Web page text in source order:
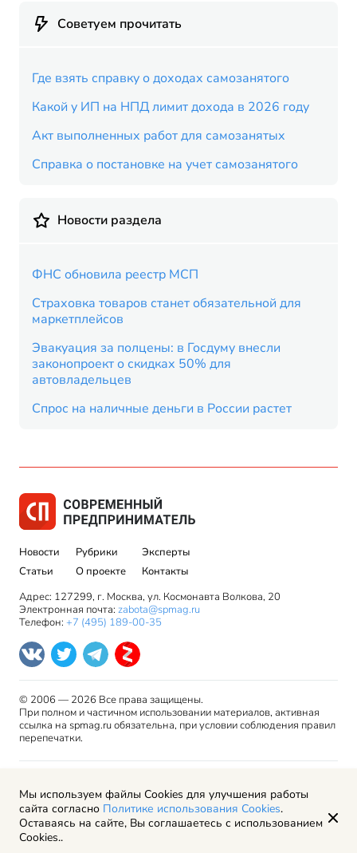
Советуем прочитать
Где взять справку о доходах самозанятого
Какой у ИП на НПД лимит дохода в 2026 году
Акт выполненных работ для самозанятых
Справка о постановке на учет самозанятого
Новости раздела
ФНС обновила реестр МСП
Страховка товаров станет обязательной для
маркетплейсов
Эвакуация за полцены: в Госдуму внесли
законопроект о скидках 50% для
автовладельцев
Спрос на наличные деньги в России растет
Новости
Статьи
Рубрики
О проекте
Эксперты
Контакты
Адрес: 127299, г. Москва, ул. Космонавта Волкова, 20
Электронная почта: zabota@spmag.ru
Телефон: +7 (495) 189-00-35
© 2006 — 2026 Все права защищены.
При полном и частичном использовании материалов, активная
ссылка на spmag.ru обязательна, при условии соблюдения правил
перепечатки.
права
Пользовательское соглашение
Политика обработки персональных данных
Рекламодателям
Мы используем файлы Cookies для улучшения работы
сайта согласно Политике использования Cookies.
Оставаясь на сайте, Вы соглашаетесь с использованием
Cookies..